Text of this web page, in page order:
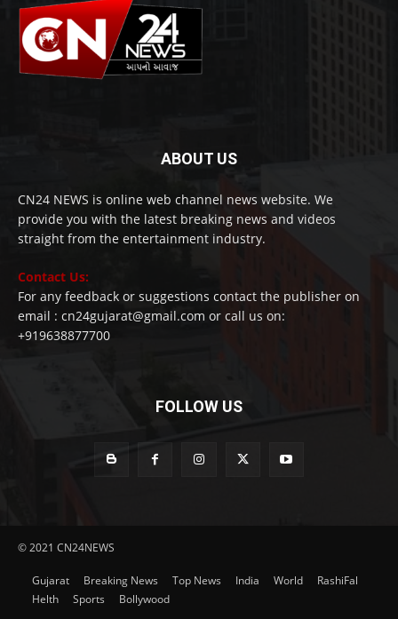
ABOUT US
CN24 NEWS is online web channel news website. We
provide you with the latest breaking news and videos
straight from the entertainment industry.
Contact Us:
For any feedback or suggestions contact the publisher on
email : cn24gujarat@gmail.com or call us on:
+919638877700
FOLLOW US
© 2021 CN24NEWS
Gujarat Breaking News Top News India World
RashiFal
Helth
Sports Bollywood